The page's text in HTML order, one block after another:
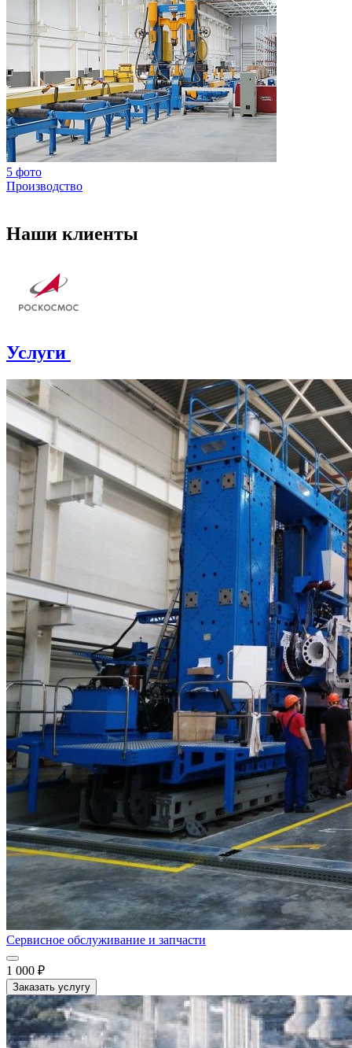
5 фото
Производство
Наши клиенты
Услуги
Сервисное обслуживание и запчасти
1 000 ₽
Заказать услугу